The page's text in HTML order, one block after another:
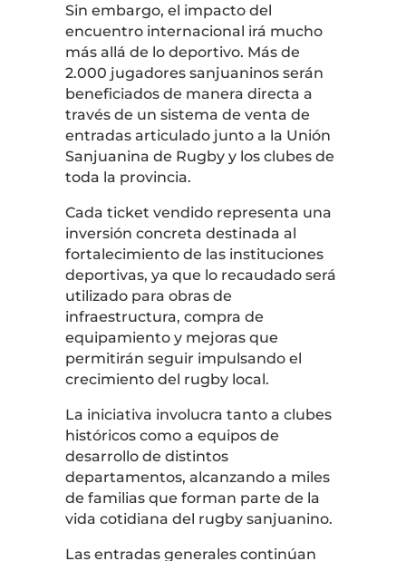
Sin embargo, el impacto del
encuentro internacional irá mucho
más allá de lo deportivo. Más de
2.000 jugadores sanjuaninos serán
beneficiados de manera directa a
través de un sistema de venta de
entradas articulado junto a la Unión
Sanjuanina de Rugby y los clubes de
toda la provincia.
Cada ticket vendido representa una
inversión concreta destinada al
fortalecimiento de las instituciones
deportivas, ya que lo recaudado será
utilizado para obras de
infraestructura, compra de
equipamiento y mejoras que
permitirán seguir impulsando el
crecimiento del rugby local.
La iniciativa involucra tanto a clubes
históricos como a equipos de
desarrollo de distintos
departamentos, alcanzando a miles
de familias que forman parte de la
vida cotidiana del rugby sanjuanino.
Las entradas generales continúan